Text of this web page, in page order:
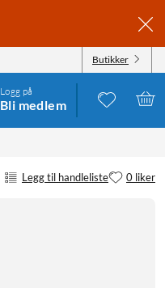
Butikker
Logg på
Bli medlem
Legg til handleliste 0 liker